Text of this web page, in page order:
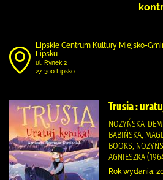
Lipskie Centrum Kultury Miejsko-
Lipsku
ul. Rynek 2
27-300 Lipsko
Trusia :
NOŻYŃSKA-
BABIŃSKA,
BOOKS,
AGNIESZKA
Rok wydania: